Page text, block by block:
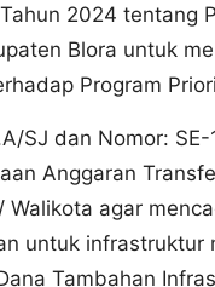
2024 tentang
Blora untuk
Program
SJ dan Nomor:
Anggaran
agar
untuk infrastruktur
Tambahan